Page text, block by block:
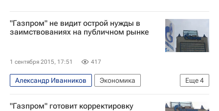
"Газпром" не видит острой нужды в
заимствованиях на публичном рынке
1 сентября 2015, 17:51 417
Еще4
Александр Иванников
Экономика
Весь мир
Европа Газпром Россия
"Газпром" готовит корректировку